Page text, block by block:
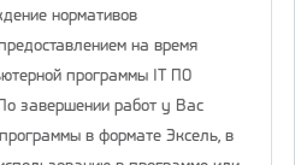
нормативов
на время
программы IT ПО
завершении работ у Вас
в формате Эксель, в